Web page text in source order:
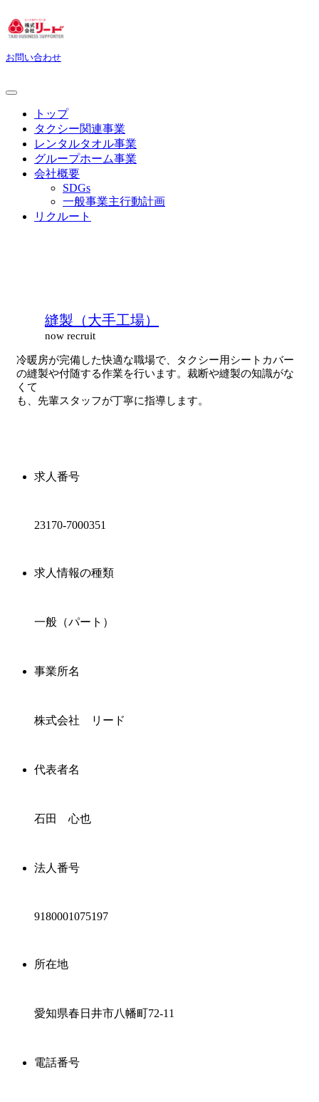
お問い合わせ
トップ
タクシー関連事業
レンタルタオル事業
グループホーム事業
会社概要
SDGs
一般事業主行動計画
リクルート
縫製（大手工場）
now recruit
冷暖房が完備した快適な職場で、タクシー用シートカバー
の縫製や付随する作業を行います。裁断や縫製の知識がな
くて
も、先輩スタッフが丁寧に指導します。
求人番号
23170-7000351
求人情報の種類
一般（パート）
事業所名
株式会社 リード
代表者名
石田 心也
法人番号
9180001075197
所在地
愛知県春日井市八幡町72-11
電話番号